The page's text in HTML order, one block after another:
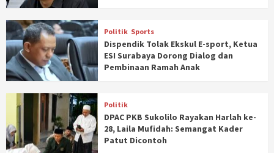
Politik Sports
Dispendik Tolak Ekskul E-sport, Ketua
ESI Surabaya Dorong Dialog dan
Pembinaan Ramah Anak
Politik
DPAC PKB Sukolilo Rayakan Harlah ke-
28, Laila Mufidah: Semangat Kader
Patut Dicontoh